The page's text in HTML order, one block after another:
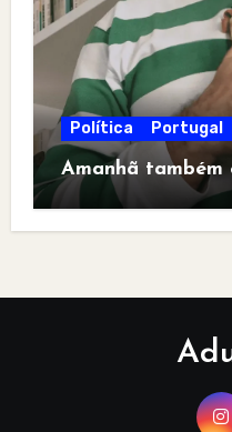
Política Portugal
Amanhã